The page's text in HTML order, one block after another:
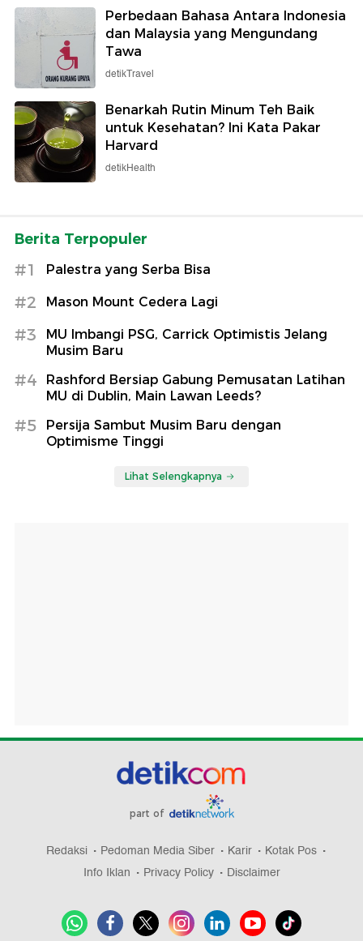
Perbedaan Bahasa Antara Indonesia
dan Malaysia yang Mengundang
Tawa
detikTravel
Benarkah Rutin Minum Teh Baik
untuk Kesehatan? Ini Kata Pakar
Harvard
detikHealth
Berita Terpopuler
#1 Palestra yang Serba Bisa
#2 Mason Mount Cedera Lagi
#3
MU Imbangi PSG, Carrick Optimistis Jelang
Musim Baru
#4
Rashford Bersiap Gabung Pemusatan Latihan
MU di Dublin, Main Lawan Leeds?
#5
Persija Sambut Musim Baru dengan
Optimisme Tinggi
Lihat Selengkapnya
part of
Redaksi Pedoman Media Siber Karir
Kotak Pos
Info Iklan
Privacy Policy Disclaimer